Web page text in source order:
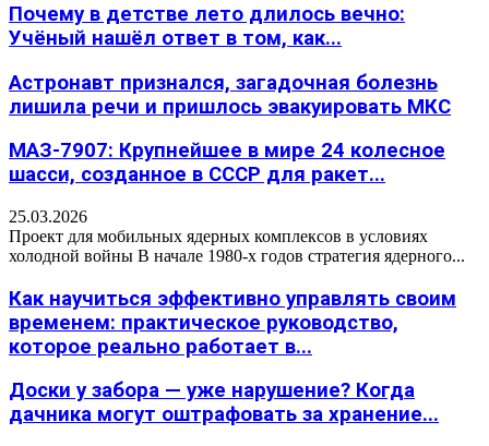
Почему в детстве лето длилось вечно:
Учёный нашёл ответ в том, как...
Астронавт признался, загадочная болезнь
лишила речи и пришлось эвакуировать МКС
МАЗ-7907: Крупнейшее в мире 24 колесное
шасси, созданное в СССР для ракет...
25.03.2026
Проект для мобильных ядерных комплексов в условиях
холодной войны В начале 1980-х годов стратегия ядерного...
Как научиться эффективно управлять своим
временем: практическое руководство,
которое реально работает в...
Доски у забора — уже нарушение? Когда
дачника могут оштрафовать за хранение...